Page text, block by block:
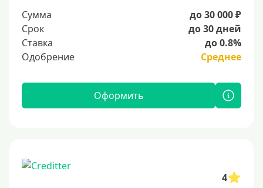
Сумма
до 30 000 ₽
Срок
до 30 дней
Ставка
до 0.8%
Одобрение
Среднее
Оформить
4